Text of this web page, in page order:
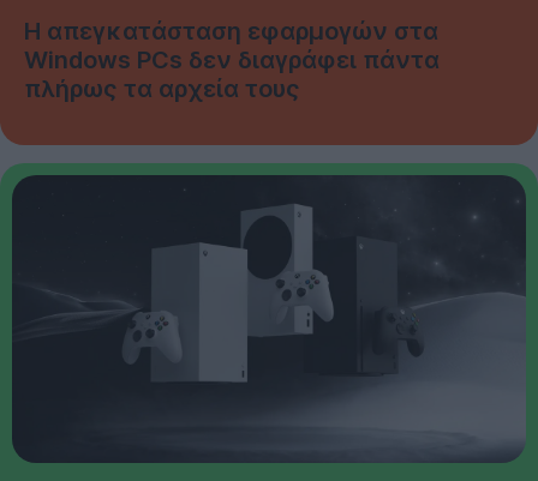
Η απεγκατάσταση εφαρμογών στα
Windows PCs δεν διαγράφει πάντα
πλήρως τα αρχεία τους